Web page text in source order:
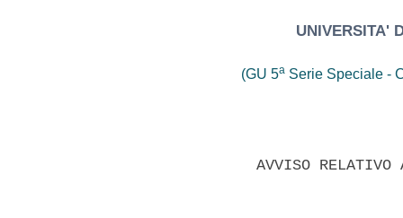
UNIVERSITA'
(GU 5a Serie Speciale -
AVVISO